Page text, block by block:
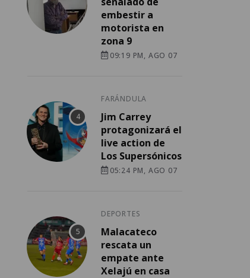
embestir a
motorista en
zona 9
09:19 PM, AGO 07
FARÁNDULA
Jim Carrey
protagonizará el
live action de
Los Supersónicos
05:24 PM, AGO 07
DEPORTES
Malacateco
rescata un
empate ante
Xelajú en casa